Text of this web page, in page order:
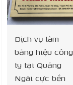
Dịch vụ làm
bảng hiệu công
ty tại Quảng
Ngãi cực bền